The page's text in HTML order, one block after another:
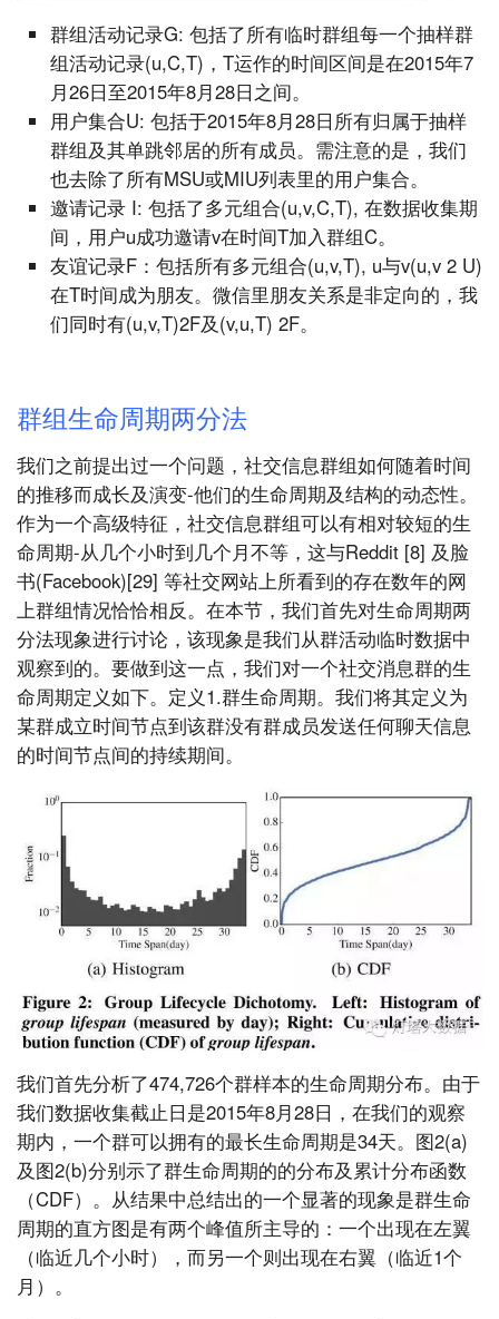
群组活动记录G: 包括了所有临时群组每一个抽样群
组活动记录(u,C,T)，T运作的时间区间是在2015年7
月26日至2015年8月28日之间。
用户集合U: 包括于2015年8月28日所有归属于抽样
群组及其单跳邻居的所有成员。需注意的是，我们
也去除了所有MSU或MIU列表里的用户集合。
邀请记录 I: 包括了多元组合(u,v,C,T), 在数据收集期
间，用户u成功邀请v在时间T加入群组C。
友谊记录F：包括所有多元组合(u,v,T), u与v(u,v 2 U)
在T时间成为朋友。微信里朋友关系是非定向的，我
们同时有(u,v,T)2F及(v,u,T) 2F。
群组生命周期两分法
我们之前提出过一个问题，社交信息群组如何随着时间
的推移而成长及演变-他们的生命周期及结构的动态性。
作为一个高级特征，社交信息群组可以有相对较短的生
命周期-从几个小时到几个月不等，这与Reddit [8] 及脸
书(Facebook)[29] 等社交网站上所看到的存在数年的网
上群组情况恰恰相反。在本节，我们首先对生命周期两
分法现象进行讨论，该现象是我们从群活动临时数据中
观察到的。要做到这一点，我们对一个社交消息群的生
命周期定义如下。定义1.群生命周期。我们将其定义为
某群成立时间节点到该群没有群成员发送任何聊天信息
的时间节点间的持续期间。
我们首先分析了474,726个群样本的生命周期分布。由于
我们数据收集截止日是2015年8月28日，在我们的观察
期内，一个群可以拥有的最长生命周期是34天。图2(a)
及图2(b)分别示了群生命周期的的分布及累计分布函数
（CDF）。从结果中总结出的一个显著的现象是群生命
周期的直方图是有两个峰值所主导的：一个出现在左翼
（临近几个小时），而另一个则出现在右翼（临近1个
月）。